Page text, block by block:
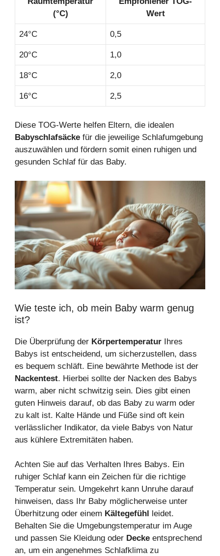
(°C)
Wert
24°C 0,5
20°C 1,0
18°C 2,0
16°C 2,5
Diese TOG-Werte helfen Eltern, die idealen
Babyschlafsäcke für die jeweilige Schlafumgebung
auszuwählen und fördern somit einen ruhigen und
gesunden Schlaf für das Baby.
Wie teste ich, ob mein Baby warm genug
ist?
Die Überprüfung der Körpertemperatur Ihres
Babys ist entscheidend, um sicherzustellen, dass
es bequem schläft. Eine bewährte Methode ist der
Nackentest. Hierbei sollte der Nacken des Babys
warm, aber nicht schwitzig sein. Dies gibt einen
guten Hinweis darauf, ob das Baby zu warm oder
zu kalt ist. Kalte Hände und Füße sind oft kein
verlässlicher Indikator, da viele Babys von Natur
aus kühlere Extremitäten haben.
Achten Sie auf das Verhalten Ihres Babys. Ein
ruhiger Schlaf kann ein Zeichen für die richtige
Temperatur sein. Umgekehrt kann Unruhe darauf
hinweisen, dass Ihr Baby möglicherweise unter
Überhitzung oder einem Kältegefühl
leidet.
Behalten Sie die Umgebungstemperatur im Auge
und passen Sie Kleidung oder Decke entsprechend
an, um ein angenehmes Schlafklima zu